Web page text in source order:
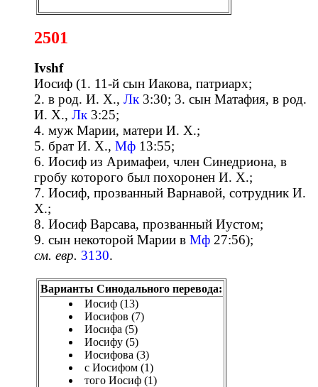
2501
Ivshf
Иосиф (1. 11-й сын Иакова, патриарх;
2. в род. И. Х., Лк 3:30; 3. сын Матафия, в род.
И. Х., Лк 3:25;
4. муж Марии, матери И. Х.;
5. брат И. Х., Мф 13:55;
6. Иосиф из Аримафеи, член Синедриона, в
гробу которого был похоронен И. Х.;
7. Иосиф, прозванный Варнавой, сотрудник И.
Х.;
8. Иосиф Варсава, прозванный Иустом;
9. сын некоторой Марии в Мф 27:56);
см. евр. 3130.
Варианты Синодального перевода:
Иосиф (13)
Иосифов (7)
Иосифа (5)
Иосифу (5)
Иосифова (3)
с Иосифом (1)
того Иосиф (1)